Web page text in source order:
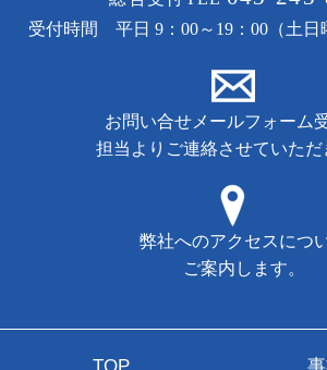
受付時間 平日 9：00～19：00（土日
お問い合せメールフォーム
担当よりご連絡させていただ
弊社へのアクセスにつ
ご案内します。